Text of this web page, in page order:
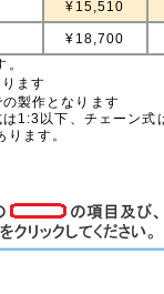
¥15,510
¥18,700
ます
製作となります
1:3以下、チェーン式
ます。